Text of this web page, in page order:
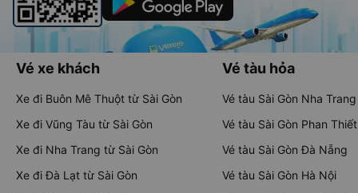
Vé xe khách
Xe đi Buôn Mê Thuột từ Sài Gòn
Xe đi Vũng Tàu từ Sài Gòn
Xe đi Nha Trang từ Sài Gòn
Xe đi Đà Lạt từ Sài Gòn
Vé tàu hỏa
Vé tàu Sài Gòn Nha Trang
Vé tàu Sài Gòn Phan Thiết
Vé tàu Sài Gòn Đà Nẵng
Vé tàu Sài Gòn Hà Nội